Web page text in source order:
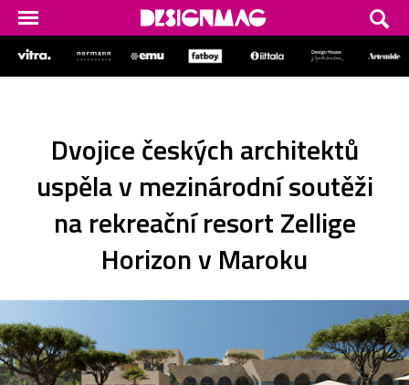
Dvojice českých architektů
uspěla v mezinárodní soutěži
na rekreační resort Zellige
Horizon v Maroku